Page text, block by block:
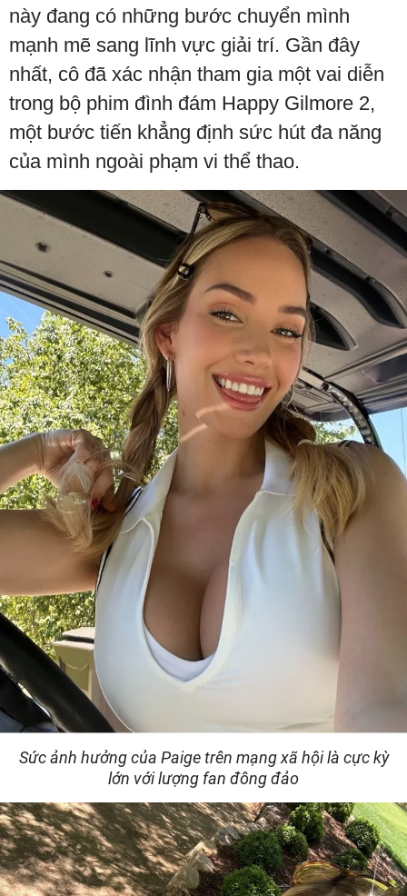
này đang có những bước chuyển mình
mạnh mẽ sang lĩnh vực giải trí. Gần đây
nhất, cô đã xác nhận tham gia một vai diễn
trong bộ phim đình đám Happy Gilmore 2,
một bước tiến khẳng định sức hút đa năng
của mình ngoài phạm vi thể thao.
Sức ảnh hưởng của Paige trên mạng xã hội là cực kỳ
lớn với lượng fan đông đảo